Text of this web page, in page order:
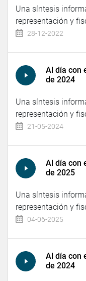
Una síntesis
representación y
28-12-2022
Al día con
de 2024
Una síntesis
representación y
21-05-2024
Al día con
de 2025
Una síntesis
representación y
04-06-2025
Al día con
de 2024